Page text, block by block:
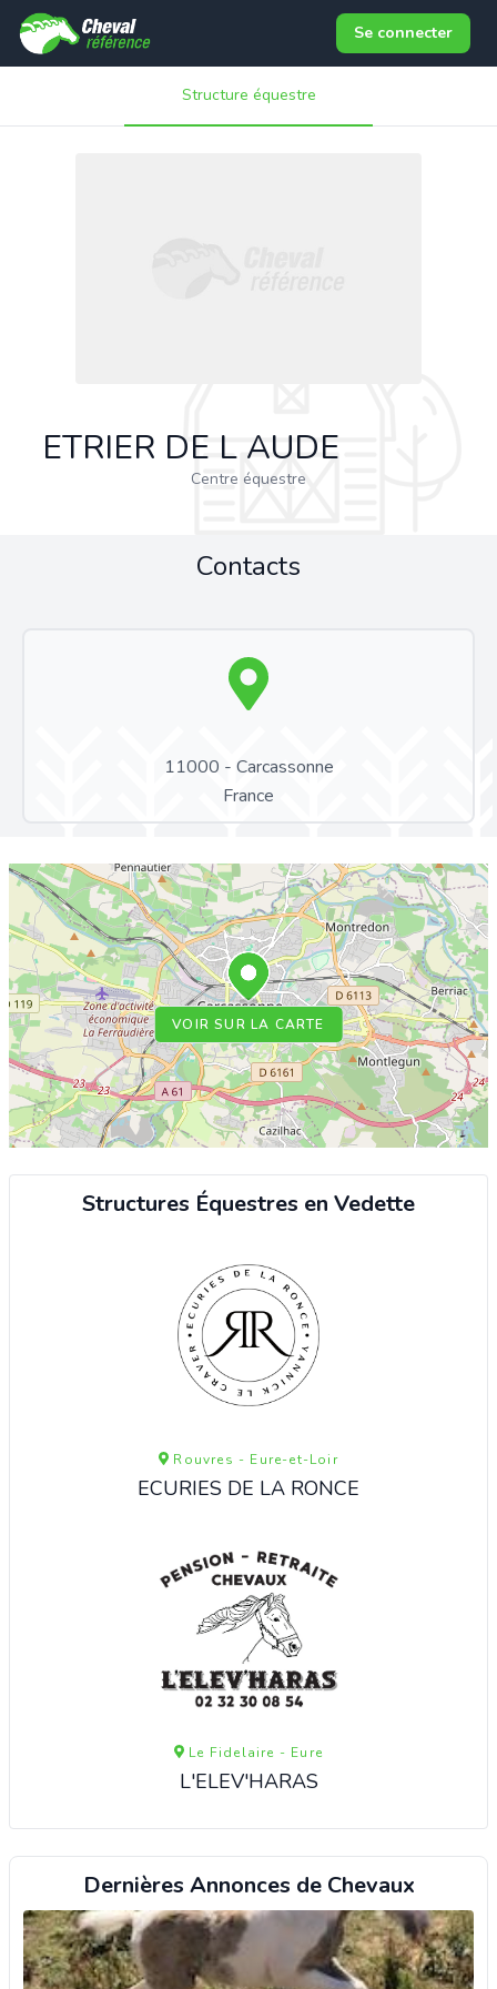
Se connecter
Structure équestre
ETRIER DE L AUDE
Centre équestre
Contacts
11000 - Carcassonne
France
VOIR SUR LA CARTE
Structures Équestres en Vedette
Rouvres - Eure-et-Loir
ECURIES DE LA RONCE
Le Fidelaire - Eure
L'ELEV'HARAS
Dernières Annonces de Chevaux